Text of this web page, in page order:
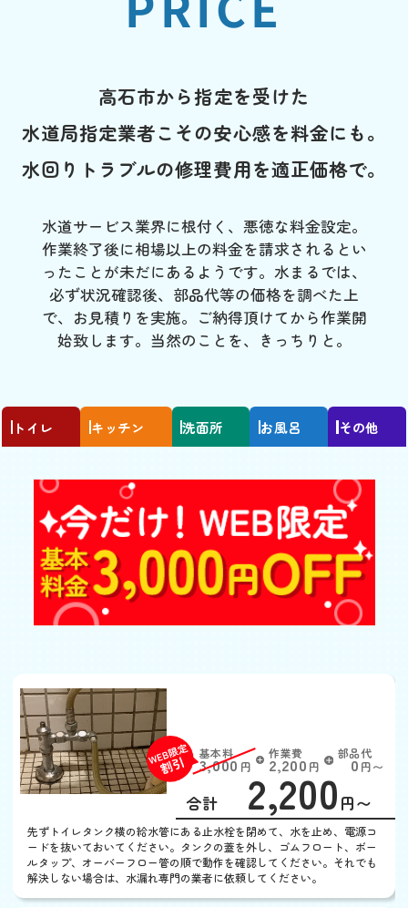
高石市から指定を受けた
水道局指定業者こその安心感を料金にも。
水回りトラブルの修理費用を適正価格で。
水道サービス業界に根付く、悪徳な料金設定。
作業終了後に相場以上の料金を請求されるとい
ったことが未だにあるようです。水まるでは、
必ず状況確認後、部品代等の価格を調べた上
で、お見積りを実施。ご納得頂けてから作業開
始致します。当然のことを、きっちりと。
トイレ キッチン 洗面所 お風呂 その他
基本料
3,000 円 W
EB
限
定
割
引
作業費
2,200 円
部品代
0円〜
合計 2,200 円〜
先ずトイレタンク横の給水管にある止水栓を閉めて、水を止め、電源コ
ードを抜いておいてください。タンクの蓋を外し、ゴムフロート、ボー
ルタップ、オーバーフロー管の順で動作を確認してください。それでも
解決しない場合は、水漏れ専門の業者に依頼してください。